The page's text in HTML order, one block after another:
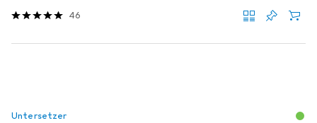
46
Untersetzer